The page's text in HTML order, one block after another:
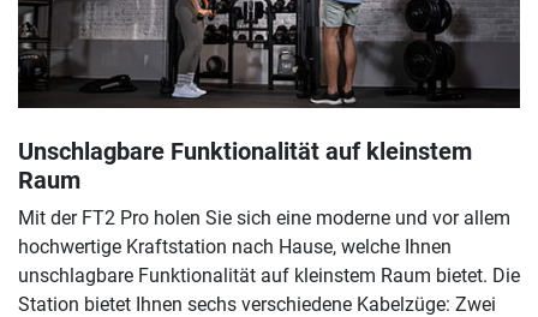
Unschlagbare Funktionalität auf kleinstem
Raum
Mit der FT2 Pro holen Sie sich eine moderne und vor allem
hochwertige Kraftstation nach Hause, welche Ihnen
unschlagbare Funktionalität auf kleinstem Raum bietet. Die
Station bietet Ihnen sechs verschiedene Kabelzüge: Zwei